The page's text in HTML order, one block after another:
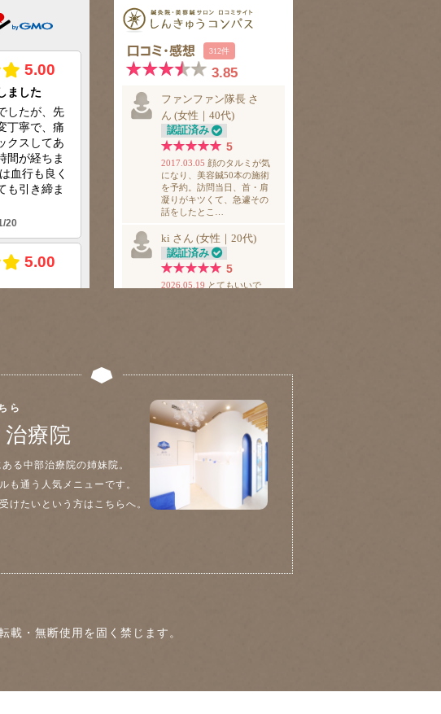
ら
療院
る中部治療院の姉妹院。
も通う人気メニューです。
けたいという方はこちらへ。
・無断使用を固く禁じます。